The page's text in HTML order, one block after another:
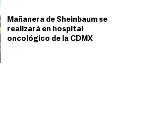
Mañanera de Sheinbaum se
realizará en hospital
oncológico de la CDMX